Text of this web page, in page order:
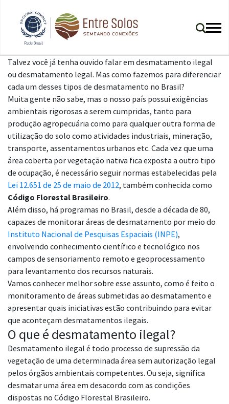
Talvez você já tenha ouvido falar em desmatamento ilegal
ou desmatamento legal. Mas como fazemos para diferenciar
cada um desses tipos de desmatamento no Brasil?
Muita gente não sabe, mas o nosso país possui exigências
ambientais rigorosas a serem cumpridas, tanto para
produção agropecuária como para qualquer outra forma de
utilização do solo como atividades industriais, mineração,
transporte, assentamentos urbanos etc. Cada vez que uma
área coberta por vegetação nativa fica exposta a outro tipo
de ocupação, é necessário seguir normas estabelecidas pela
Lei 12.651 de 25 de maio de 2012, também conhecida como
Código Florestal Brasileiro.
Além disso, há programas no Brasil, desde a década de 80,
capazes de monitorar áreas de desmatamento por meio do
Instituto Nacional de Pesquisas Espaciais (INPE),
envolvendo conhecimento científico e tecnológico nos
campos de sensoriamento remoto e geoprocessamento
para levantamento dos recursos naturais.
Vamos conhecer melhor sobre esse assunto, como é feito o
monitoramento de áreas submetidas ao desmatamento e
apresentar quais iniciativas estão contribuindo para evitar
que aconteçam desmatamentos ilegais.
O que é desmatamento ilegal?
Desmatamento ilegal é todo processo de supressão da
vegetação de uma determinada área sem autorização legal
pelos órgãos ambientais competentes. Ou seja, significa
desmatar uma área em desacordo com as condições
dispostas no Código Florestal Brasileiro.